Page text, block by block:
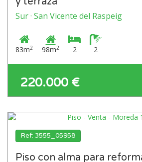
Sur · San Vicente del Raspeig
83m2 98m2 2 2
220.000 €
Ref: 3555_05958
Piso con alma para